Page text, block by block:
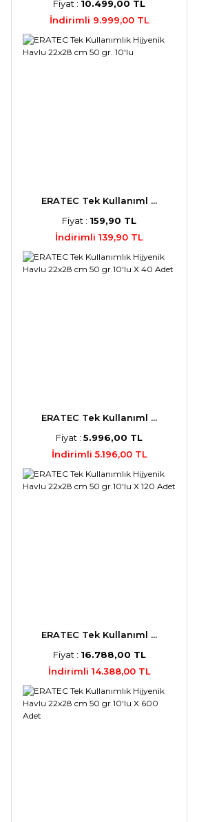
Fiyat : 10.499,00 TL
İndirimli 9.999,00 TL
ERATEC Tek Kullanıml ...
Fiyat : 159,90 TL
İndirimli 139,90 TL
ERATEC Tek Kullanıml ...
Fiyat : 5.996,00 TL
İndirimli 5.196,00 TL
ERATEC Tek Kullanıml ...
Fiyat : 16.788,00 TL
İndirimli 14.388,00 TL